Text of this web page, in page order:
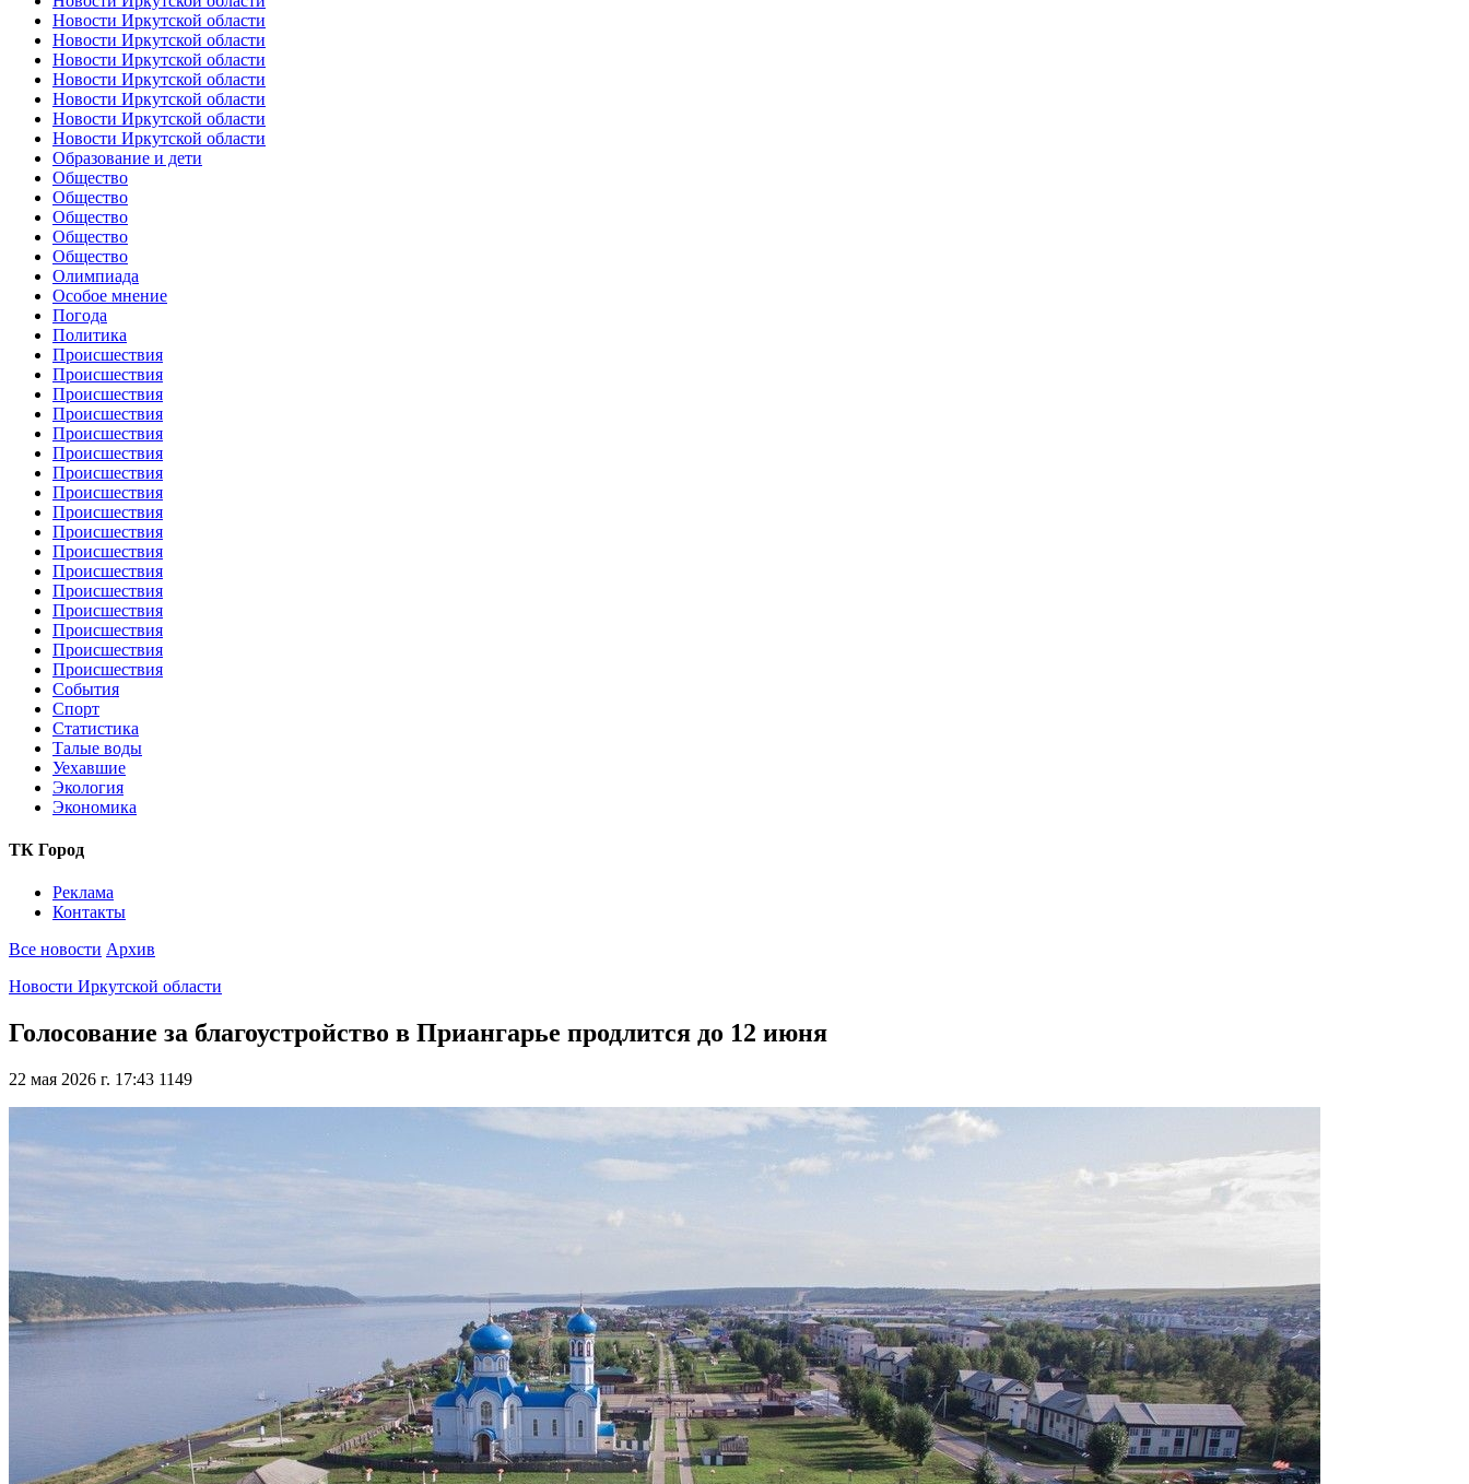
Новости Иркутской области
Новости Иркутской области
Новости Иркутской области
Новости Иркутской области
Новости Иркутской области
Новости Иркутской области
Новости Иркутской области
Образование и дети
Общество
Общество
Общество
Общество
Общество
Олимпиада
Особое мнение
Погода
Политика
Происшествия
Происшествия
Происшествия
Происшествия
Происшествия
Происшествия
Происшествия
Происшествия
Происшествия
Происшествия
Происшествия
Происшествия
Происшествия
Происшествия
Происшествия
Происшествия
Происшествия
События
Спорт
Статистика
Талые воды
Уехавшие
Экология
Экономика
ТК Город
Реклама
Контакты
Все новости Архив
Новости Иркутской области
Голосование за благоустройство в Приангарье продлится до 12 июня
22 мая 2026 г. 17:43 1149